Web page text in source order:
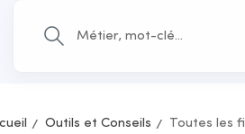
Outils et Conseils Toutes les